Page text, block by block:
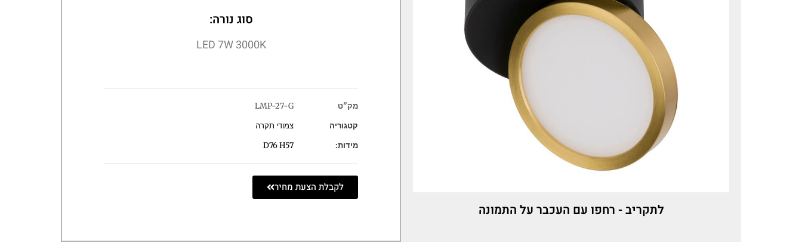
לתקריב - רחפו עם העכבר על התמונה
סוג נורה:
LED 7W 3000K
מק"ט
LMP-27-G
קטגוריה
צמודי תקרה
מידות:
D76 H57
לקבלת הצעת מחיר